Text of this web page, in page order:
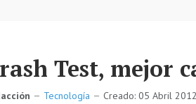
Test, mejor
Tecnología Creado: 05 Abril 2012